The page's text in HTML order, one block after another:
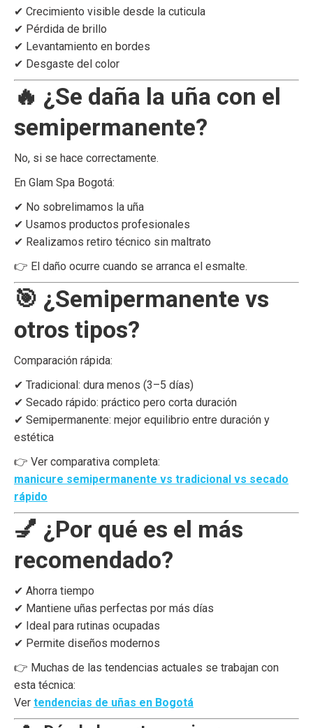
✔ Crecimiento visible desde la cuticula
✔ Pérdida de brillo
✔ Levantamiento en bordes
✔ Desgaste del color
🔥 ¿Se daña la uña con el
semipermanente?
No, si se hace correctamente.
En Glam Spa Bogotá:
✔ No sobrelimamos la uña
✔ Usamos productos profesionales
✔ Realizamos retiro técnico sin maltrato
👉 El daño ocurre cuando se arranca el esmalte.
🎯 ¿Semipermanente vs
otros tipos?
Comparación rápida:
✔ Tradicional: dura menos (3–5 días)
✔ Secado rápido: práctico pero corta duración
✔ Semipermanente: mejor equilibrio entre duración y
estética
👉 Ver comparativa completa:
manicure semipermanente vs tradicional vs secado
rápido
💅 ¿Por qué es el más
recomendado?
✔ Ahorra tiempo
✔ Mantiene uñas perfectas por más días
✔ Ideal para rutinas ocupadas
✔ Permite diseños modernos
👉 Muchas de las tendencias actuales se trabajan con
esta técnica:
Ver tendencias de uñas en Bogotá